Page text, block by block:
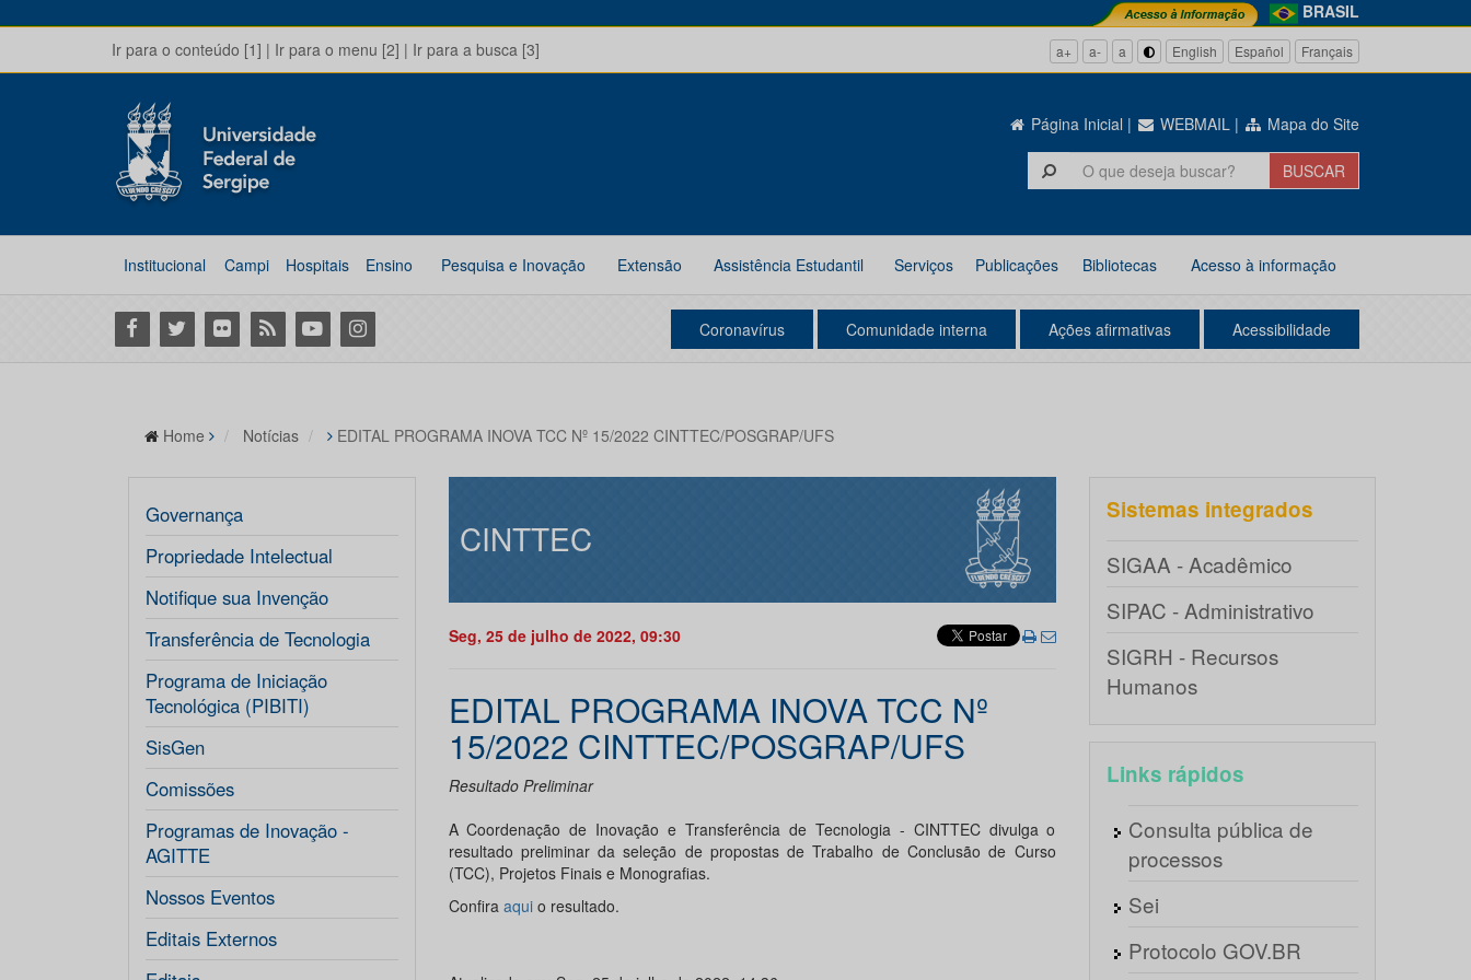
BRASIL
Ir para o conteúdo [1] | Ir para o menu [2] | Ir para a busca [3] a+ a- a English Español Français
Página Inicial | WEBMAIL | Mapa do Site
Institucional Campi Hospitais Ensino Pesquisa e Inovação Extensão Assistência Estudantil Serviços Publicações Bibliotecas Acesso à informação
Facebook
Twitter Flickr RSS YoutubeInstagram Coronavírus Comunidade interna Ações afirmativas Acessibilidade
Home Notícias EDITAL PROGRAMA INOVA TCC Nº 15/2022 CINTTEC/POSGRAP/UFS
Governança
Propriedade Intelectual
Notifique sua Invenção
Transferência de Tecnologia
Programa de Iniciação
Tecnológica (PIBITI)
SisGen
Comissões
Programas de Inovação -
AGITTE
Nossos Eventos
Editais Externos
CINTTEC
Seg, 25 de julho de 2022, 09:30
EDITAL PROGRAMA INOVA TCC Nº
15/2022 CINTTEC/POSGRAP/UFS
Resultado Preliminar
A Coordenação de Inovação e Transferência de Tecnologia - CINTTEC divulga o
resultado preliminar da seleção de propostas de Trabalho de Conclusão de Curso
(TCC), Projetos Finais e Monografias.
Confira aqui o resultado.
Sistemas integrados
SIGAA - Acadêmico
SIPAC - Administrativo
SIGRH - Recursos
Humanos
Links rápidos
Consulta pública de
processos
Sei
Protocolo GOV.BR